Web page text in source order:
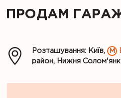
ПРОДАМ
Розташування: Київ,
район, Нижня